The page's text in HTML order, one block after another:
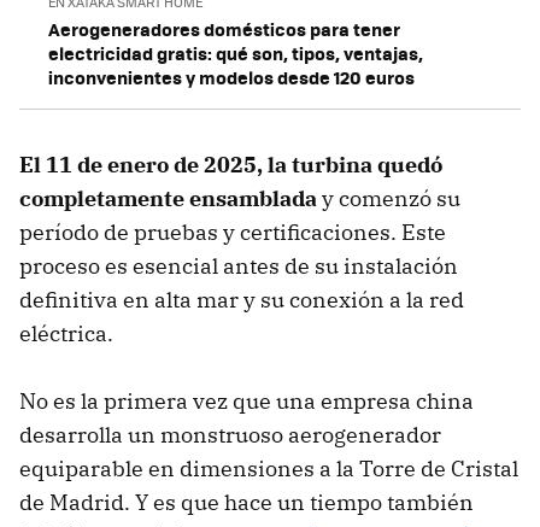
Aerogeneradores domésticos para tener
electricidad gratis: qué son, tipos, ventajas,
inconvenientes y modelos desde 120 euros
El 11 de enero de 2025, la turbina quedó
completamente ensambladay comenzó su
período de pruebas y certificaciones. Este
proceso es esencial antes de su instalación
definitiva en alta mar y su conexión a la red
eléctrica.
No es la primera vez que una empresa china
desarrolla un monstruoso aerogenerador
equiparable en dimensiones a la Torre de Cristal
de Madrid. Y es que hace un tiempo también